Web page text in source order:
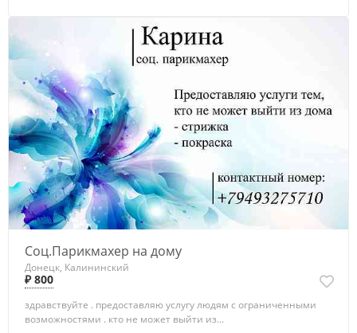
Соц.Парикмахер на дому
Донецк, Калининский
₽ 800
здравствуйте . предоставляю услугу людям с ограниченными
возможностями . кто не может выйти из...